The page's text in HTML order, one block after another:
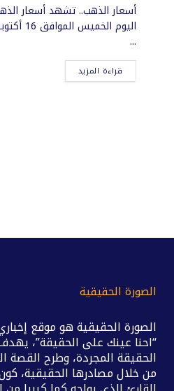
أسعار الذهب.. تشهد أسعار
...
قراءة المزيد
الصورة الحقيقية
الصورة الحقيقية هو موقع
“احنا عينك على الحقيقة”،
الحقيقة المجردة، وطرح القصة
من خلال مصادرها الحقيقية،